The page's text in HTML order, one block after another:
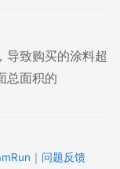
导致购买的涂料超
总面积的
｜ 问题反馈